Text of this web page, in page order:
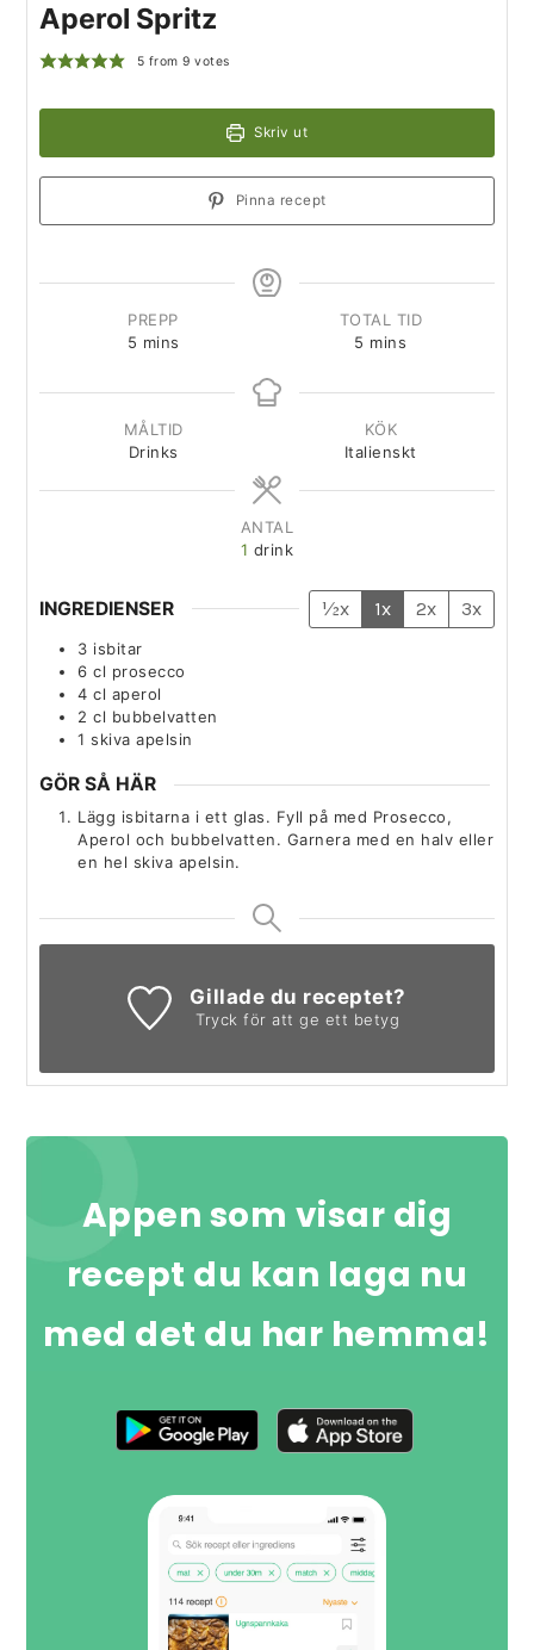
Aperol Spritz
5 from9 votes
Skriv ut
Pinna recept
PREPP
5 mins
TOTAL TID
5 mins
MÅLTID
Drinks
KÖK
Italienskt
ANTAL
1 drink
INGREDIENSER ½x 1x 2x 3x
3 isbitar
6 cl prosecco
4 cl aperol
2 cl bubbelvatten
1 skiva apelsin
GÖR SÅ HÄR
Lägg isbitarna i ett glas. Fyll på med Prosecco,
Aperol och bubbelvatten. Garnera med en halv eller
en hel skiva apelsin.
Gillade du receptet?
Tryck för att ge ett betyg
Appen som visar dig
recept du kan laga nu
med det du har hemma!